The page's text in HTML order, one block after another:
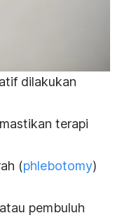
dilakukan
terapi
(phlebotomy)
pembuluh